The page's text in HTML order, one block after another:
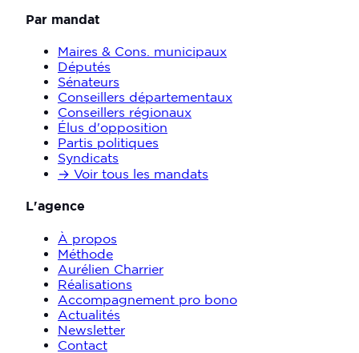
Par mandat
Maires & Cons. municipaux
Députés
Sénateurs
Conseillers départementaux
Conseillers régionaux
Élus d'opposition
Partis politiques
Syndicats
→ Voir tous les mandats
L'agence
À propos
Méthode
Aurélien Charrier
Réalisations
Accompagnement pro bono
Actualités
Newsletter
Contact